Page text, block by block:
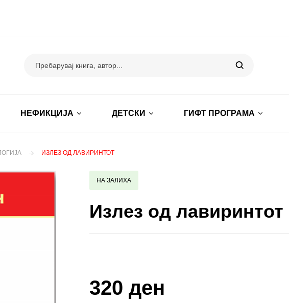
НЕФИКЦИЈА ДЕТСКИ ГИФТ ПРОГРАМА
ИЗЛЕЗ ОД ЛАВИРИНТОТ
НА ЗАЛИХА
Излез од лавиринтот
320 ден